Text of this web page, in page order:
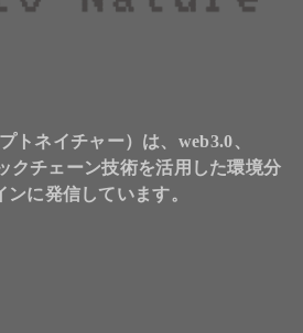
トネイチャー）は、web3.0、
クチェーン技術を活用した環境分
に発信しています。